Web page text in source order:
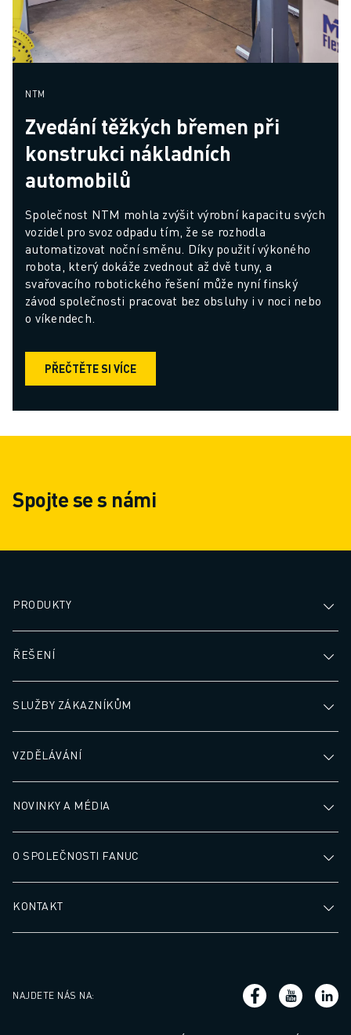
NTM
Zvedání těžkých břemen při
konstrukci nákladních
automobilů
Společnost NTM mohla zvýšit výrobní kapacitu svých
vozidel pro svoz odpadu tím, že se rozhodla
automatizovat noční směnu. Díky použití výkoného
robota, který dokáže zvednout až dvě tuny, a
svařovacího robotického řešení může nyní finský
závod společnosti pracovat bez obsluhy i v noci nebo
o víkendech.
PŘEČTĚTE SI VÍCE
Spojte se s námi
PRODUKTY
ŘEŠENÍ
SLUŽBY ZÁKAZNÍKŮM
VZDĚLÁVÁNÍ
NOVINKY A MÉDIA
O SPOLEČNOSTI FANUC
KONTAKT
NAJDETE NÁS NA: